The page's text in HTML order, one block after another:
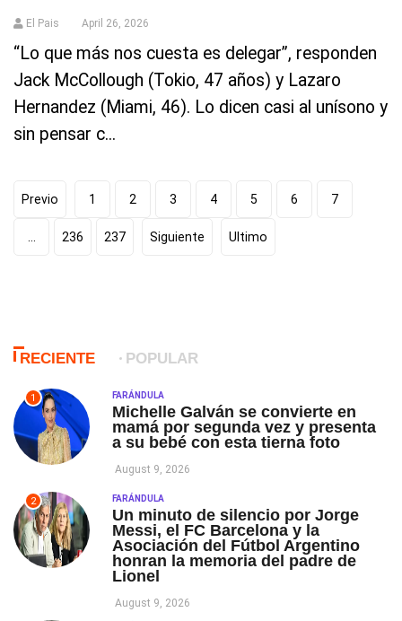
El Pais April 26, 2026
“Lo que más nos cuesta es delegar”, responden
Jack McCollough (Tokio, 47 años) y Lazaro
Hernandez (Miami, 46). Lo dicen casi al unísono y
sin pensar c...
Previo 1 2 3 4 5 6 7
... 236 237 Siguiente Ultimo
RECIENTE POPULAR
1 FARÁNDULA
Michelle Galván se convierte en
mamá por segunda vez y presenta
a su bebé con esta tierna foto
August 9, 2026
2 FARÁNDULA
Un minuto de silencio por Jorge
Messi, el FC Barcelona y la
Asociación del Fútbol Argentino
honran la memoria del padre de
Lionel
August 9, 2026